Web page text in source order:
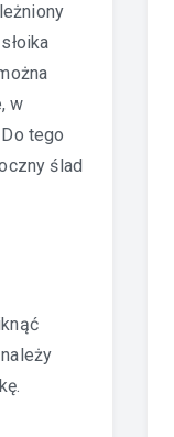
w
tego
ślad